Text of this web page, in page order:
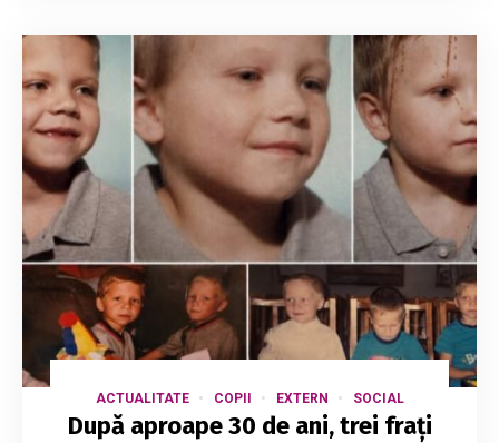
ACTUALITATE COPII EXTERN SOCIAL
După aproape 30 de ani, trei frați